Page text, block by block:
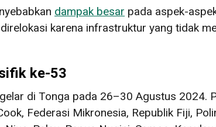
dampak besar pada aspek-
karena infrastruktur yang tidak
ke-53
di Tonga pada 26–30 Agustus 2024.
Federasi Mikronesia, Republik Fiji,